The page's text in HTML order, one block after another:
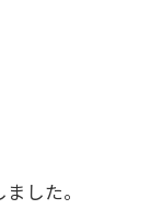
した。